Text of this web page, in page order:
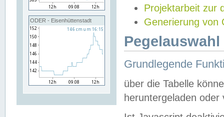
ODER - Eisenhüttenstadt
Projektarbeit zur
Generierung von
Grundlegende
über die Tabelle
heruntergeladen oder